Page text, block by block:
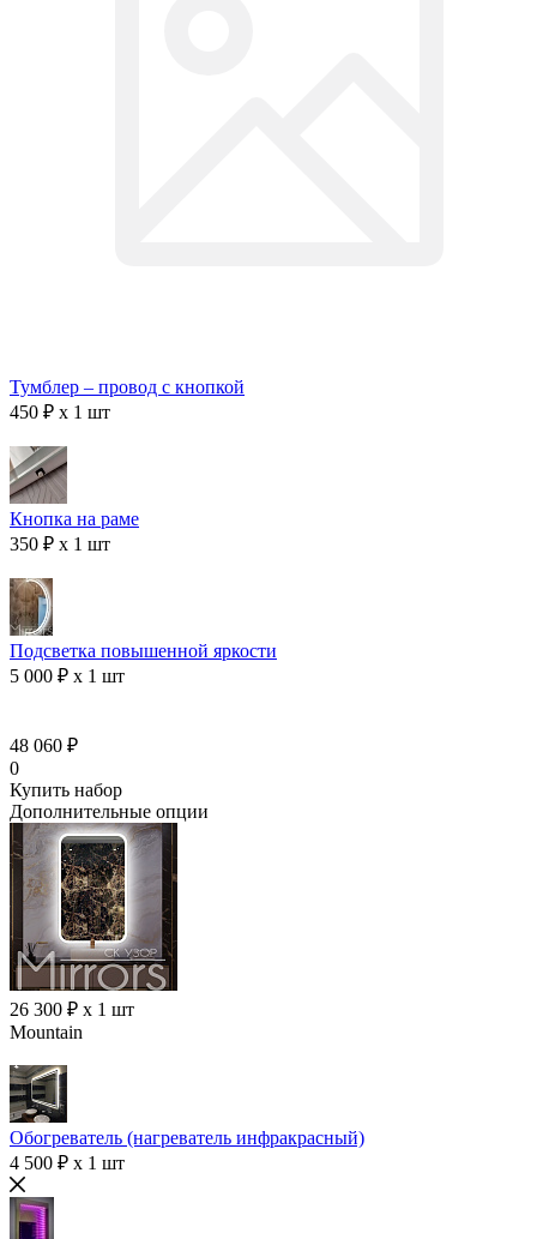
Тумблер – провод с кнопкой
450 ₽ x 1 шт
Кнопка на раме
350 ₽ x 1 шт
Подсветка повышенной яркости
5 000 ₽ x 1 шт
48 060 ₽
0
Купить набор
Дополнительные опции
26 300 ₽ x 1 шт
Mountain
Обогреватель (нагреватель инфракрасный)
4 500 ₽ x 1 шт